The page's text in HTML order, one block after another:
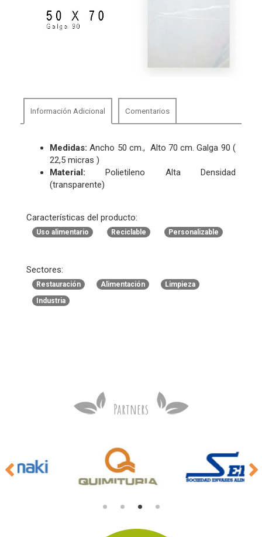
Información Adicional Comentarios
Medidas: Ancho 50 cm., Alto 70 cm. Galga 90 (
22,5 micras )
Material: Polietileno Alta Densidad
(transparente)
Características del producto:
Uso alimentario Reciclable Personalizable
Sectores:
Restauración Alimentación
Limpieza
Industria
Partners